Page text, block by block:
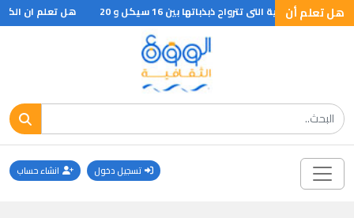
هل تعلم أن
التى تترواح ذبذباتها بين 16 سيكل و 20 هل تعلم ان الكلية تشبة حبة الفاصولياء وطولها 11 سم وعرضها 5 سم
تسجيل دخول انشاء حساب